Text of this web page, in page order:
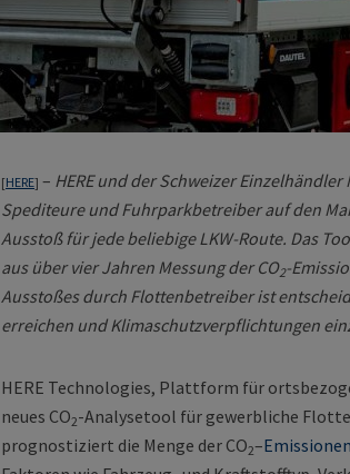
[HERE] – HERE und der Schweizer
Spediteure und Fuhrparkbetreiber auf den
Ausstoß für jede beliebige LKW-Route. Das
aus über vier Jahren Messung der CO2-
Ausstoßes durch Flottenbetreiber ist
erreichen und Klimaschutzverpflichtungen
HERE Technologies, Plattform für
neues CO2-Analysetool für gewerbliche
prognostiziert die Menge der CO2–Emissionen